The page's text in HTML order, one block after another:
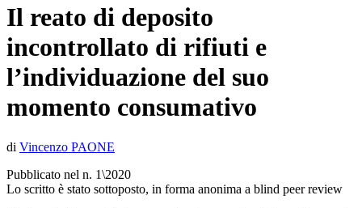
Il reato di deposito
incontrollato di rifiuti e
l’individuazione del suo
momento consumativo
di Vincenzo PAONE
Pubblicato nel n. 1\2020
Lo scritto è stato sottoposto, in forma anonima a blind peer review